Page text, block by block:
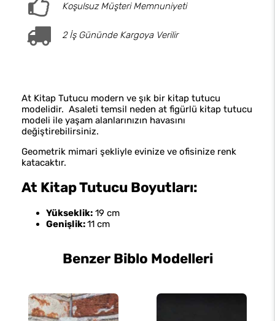
Koşulsuz Müşteri Memnuniyeti
2 İş Gününde Kargoya Verilir
At Kitap Tutucu modern ve şık bir kitap tutucu
modelidir. Asaleti temsil neden at figürlü kitap tutucu
modeli ile yaşam alanlarınızın havasını
değiştirebilirsiniz.
Geometrik mimari şekliyle evinize ve ofisinize renk
katacaktır.
At Kitap Tutucu Boyutları:
Yükseklik: 19 cm
Genişlik:11 cm
Benzer Biblo Modelleri